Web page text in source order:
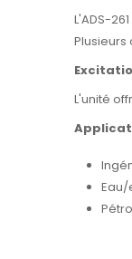
L'ADS-
L'unité
Eau/